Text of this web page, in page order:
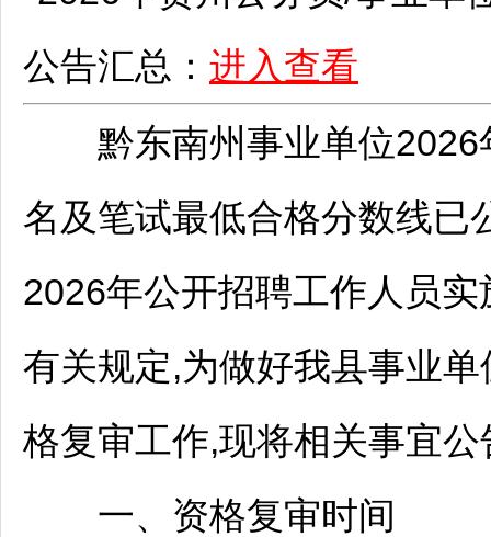
公告汇总： 进入查看
黔东南州事业单位2026
名及笔试最低合格分数线已
2026年公开招聘工作人员实
有关规定,为做好我县事业单
格复审工作,现将相关事宜公
一、资格复审时间